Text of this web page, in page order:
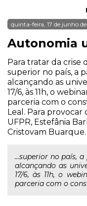
quinta-feira, 17 de junho de
Autonomia
Para tratar da crise
superior no país, a
alcançando as
17/6, às 11h, o
parceria com o
Leal. Para provocar
UFPR, Estefânia
Cristovam Buarque.
...superior no país,
alcançando as
17/6, às 11h, o
parceria com o